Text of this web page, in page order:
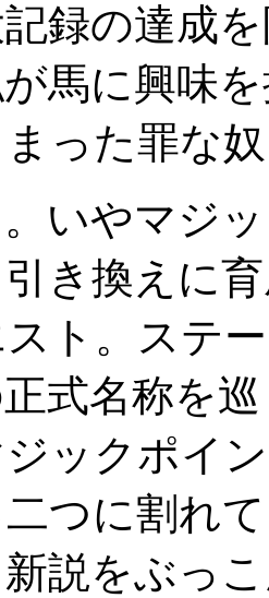
録の達成
馬に興味
った罪な
。いやマジ
き換えに
ト。ステ
式名称を
ックポイ
つに割れ
新説をぶっ